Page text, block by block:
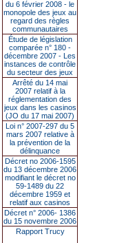
du 6 février 2008 - le
monopole des jeux au
regard des règles
communautaires
Étude de législation
comparée n° 180 -
décembre 2007 - Les
instances de contrôle
du secteur des jeux
Arrêté du 14 mai
2007 relatif à la
réglementation des
jeux dans les casinos
(JO du 17 mai 2007)
Loi n° 2007-297 du 5
mars 2007 relative à
la prévention de la
délinquance
Décret no 2006-1595
du 13 décembre 2006
modifiant le décret no
59-1489 du 22
décembre 1959 et
relatif aux casinos
Décret n° 2006- 1386
du 15 novembre 2006
Rapport Trucy